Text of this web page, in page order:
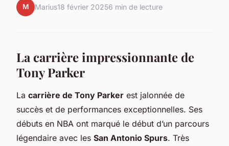
M Marius18 février 20256 min de lecture
La carrière impressionnante de
Tony Parker
La carrière de Tony Parker est jalonnée de
succès et de performances exceptionnelles. Ses
débuts en NBA ont marqué le début d’un parcours
légendaire avec les San Antonio Spurs. Très